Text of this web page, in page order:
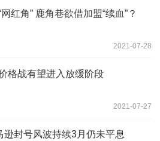
红角” 鹿角巷欲借加盟“续血”？
2021-07-28
格战有望进入放缓阶段
2021-07-27
逊封号风波持续3月仍未平息